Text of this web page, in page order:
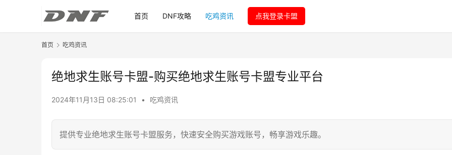
首页 DNF攻略 吃鸡资讯 点我登录卡盟
首页 吃鸡资讯
绝地求生账号卡盟-购买绝地求生账号卡盟专业平台
2024年11月13日 08:25:01 • 吃鸡资讯
提供专业绝地求生账号卡盟服务，快速安全购买游戏账号，畅享游戏乐趣。